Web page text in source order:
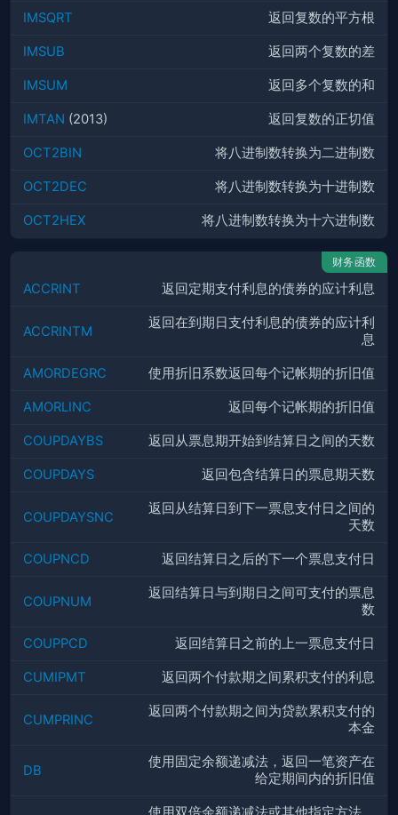
IMSQRT 返回复数的平方根
IMSUB 返回两个复数的差
IMSUM 返回多个复数的和
IMTAN (2013) 返回复数的正切值
OCT2BIN 将八进制数转换为二进制数
OCT2DEC 将八进制数转换为十进制数
OCT2HEX 将八进制数转换为十六进制数
财务函数
ACCRINT 返回定期支付利息的债券的应计利息
ACCRINTM
返回在到期日支付利息的债券的应计利
息
AMORDEGRC 使用折旧系数返回每个记帐期的折旧值
AMORLINC 返回每个记帐期的折旧值
COUPDAYBS 返回从票息期开始到结算日之间的天数
COUPDAYS 返回包含结算日的票息期天数
COUPDAYSNC
返回从结算日到下一票息支付日之间的
天数
COUPNCD 返回结算日之后的下一个票息支付日
COUPNUM
返回结算日与到期日之间可支付的票息
数
COUPPCD 返回结算日之前的上一票息支付日
CUMIPMT 返回两个付款期之间累积支付的利息
CUMPRINC
返回两个付款期之间为贷款累积支付的
本金
DB
使用固定余额递减法，返回一笔资产在
给定期间内的折旧值